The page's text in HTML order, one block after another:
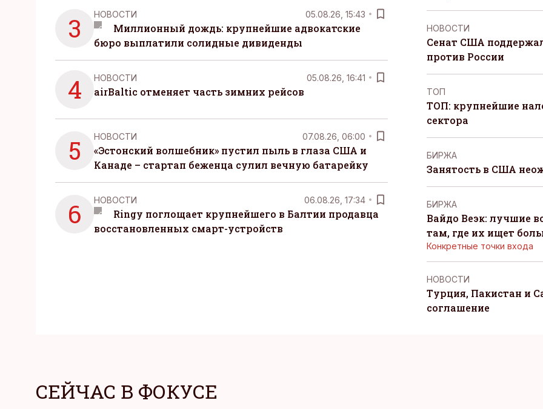
3 НОВОСТИ 05.08.26, 15:43
Миллионный дождь: крупнейшие адвокатские
бюро выплатили солидные дивиденды
4 НОВОСТИ 05.08.26, 16:41
airBaltic отменяет часть зимних рейсов
5 НОВОСТИ 07.08.26, 06:00
«Эстонский волшебник» пустил пыль в глаза США и
Канаде – стартап беженца сулил вечную батарейку
6 НОВОСТИ 06.08.26, 17:34
Ringy поглощает крупнейшего в Балтии продавца
восстановленных смарт-устройств
НОВОСТИ
Сенат США
против России
ТОП
ТОП: крупнейшие
сектора
БИРЖА
Занятость в США
БИРЖА
Вайдо Веэк: лучшие
там, где их ищет
Конкретные точки входа
НОВОСТИ
Турция, Пакистан и
соглашение
СЕЙЧАС В ФОКУСЕ